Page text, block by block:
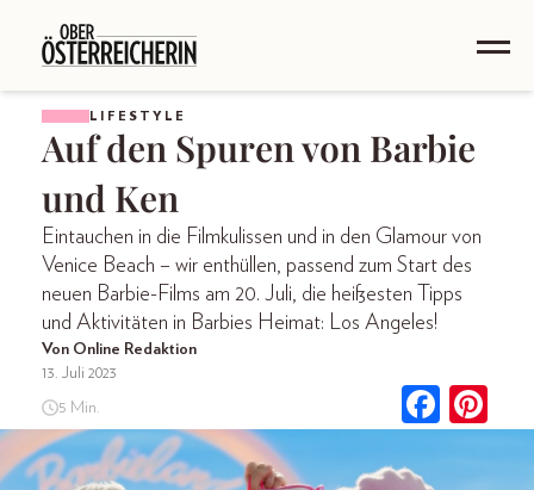
LIFESTYLE
Auf den Spuren von Barbie
und Ken
Eintauchen in die Filmkulissen und in den Glamour von
Venice Beach – wir enthüllen, passend zum Start des
neuen Barbie-Films am 20. Juli, die heißesten Tipps
und Aktivitäten in Barbies Heimat: Los Angeles!
Von Online Redaktion
13. Juli 2023
5 Min.